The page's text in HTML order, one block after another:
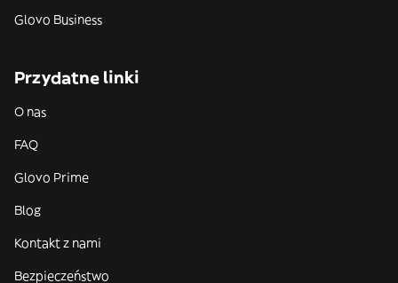
Glovo Business
Przydatne linki
O nas
FAQ
Glovo Prime
Blog
Kontakt z nami
Bezpieczeństwo